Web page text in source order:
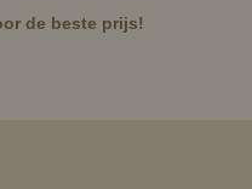
de beste prijs!